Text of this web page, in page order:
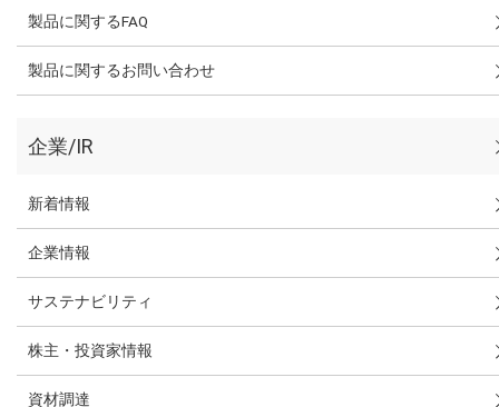
製品に関するFAQ
製品に関するお問い合わせ
企業/IR
新着情報
企業情報
サステナビリティ
株主・投資家情報
資材調達